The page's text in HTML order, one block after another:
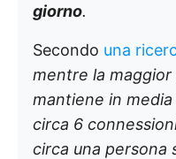
giorno.
Secondo una
mentre la
mantiene in
circa 6
circa una persona